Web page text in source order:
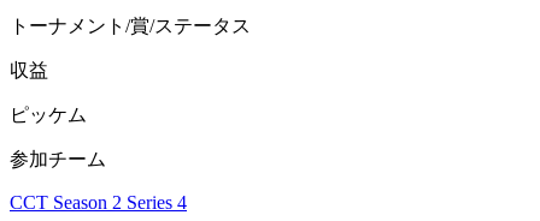
トーナメント/賞/ステータス
収益
ピッケム
参加チーム
CCT Season 2 Series 4